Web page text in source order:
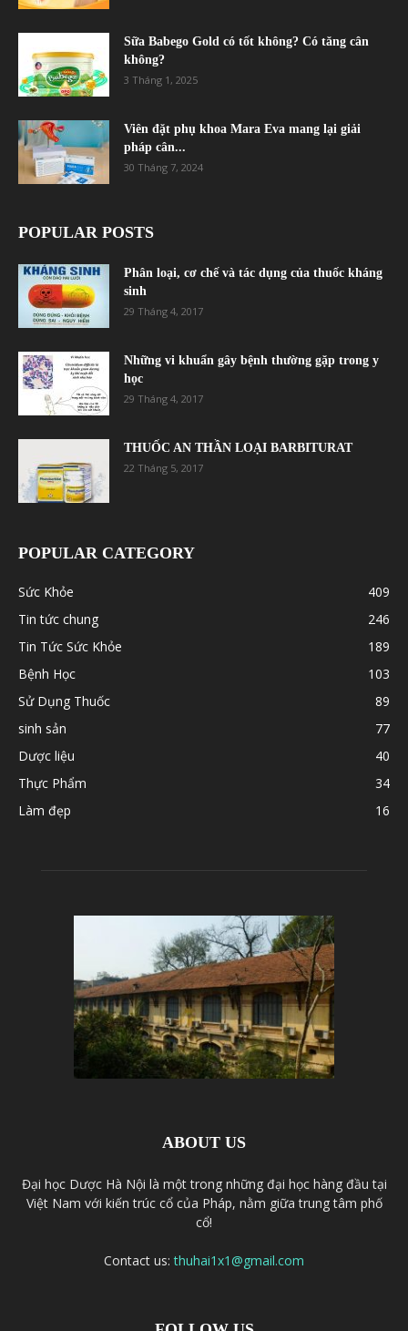
Sữa Babego Gold có tốt không? Có tăng cân
không?
3 Tháng 1, 2025
Viên đặt phụ khoa Mara Eva mang lại giải
pháp cân...
30 Tháng 7, 2024
POPULAR POSTS
Phân loại, cơ chế và tác dụng của thuốc kháng
sinh
29 Tháng 4, 2017
Những vi khuẩn gây bệnh thường gặp trong y
học
29 Tháng 4, 2017
THUỐC AN THẦN LOẠI BARBITURAT
22 Tháng 5, 2017
POPULAR CATEGORY
Sức Khỏe
409
Tin tức chung
246
Tin Tức Sức Khỏe
189
Bệnh Học
103
Sử Dụng Thuốc
89
sinh sản
77
Dược liệu
40
Thực Phẩm
34
Làm đẹp
16
ABOUT US
Đại học Dược Hà Nội là một trong những đại học hàng đầu tại
Việt Nam với kiến trúc cổ của Pháp, nằm giữa trung tâm phố
cổ!
Contact us:thuhai1x1@gmail.com